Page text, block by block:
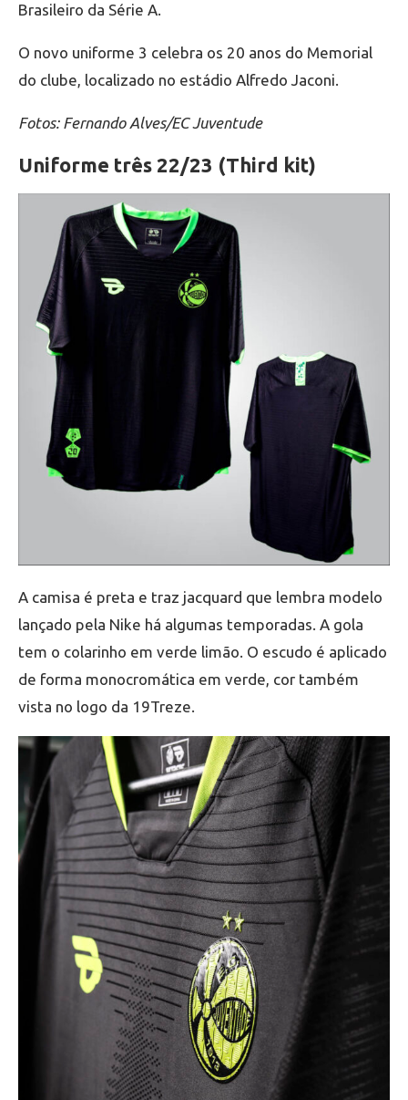
Brasileiro da Série A.
O novo uniforme 3 celebra os 20 anos do Memorial
do clube, localizado no estádio Alfredo Jaconi.
Fotos: Fernando Alves/EC Juventude
Uniforme três 22/23 (Third kit)
A camisa é preta e traz jacquard que lembra modelo
lançado pela Nike há algumas temporadas. A gola
tem o colarinho em verde limão. O escudo é aplicado
de forma monocromática em verde, cor também
vista no logo da 19Treze.